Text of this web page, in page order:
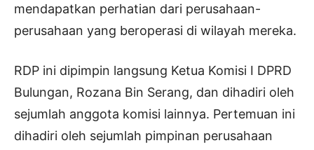
mendapatkan perhatian dari perusahaan-
perusahaan yang beroperasi di wilayah mereka.
RDP ini dipimpin langsung Ketua Komisi I DPRD
Bulungan, Rozana Bin Serang, dan dihadiri oleh
sejumlah anggota komisi lainnya. Pertemuan ini
dihadiri oleh sejumlah pimpinan perusahaan